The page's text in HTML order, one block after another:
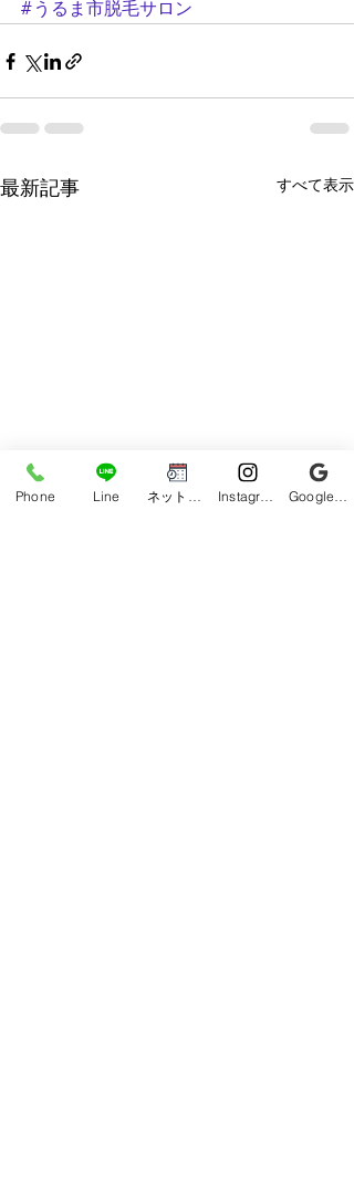
#うるま市脱毛サロン
最新記事 すべて表示
Phone Line